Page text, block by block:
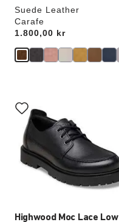
Suede Leather
Carafe
Price:
1.800,00 kr
Highwood Moc Lace Low
med
swatch-
farger
oppdatere
produktbildet